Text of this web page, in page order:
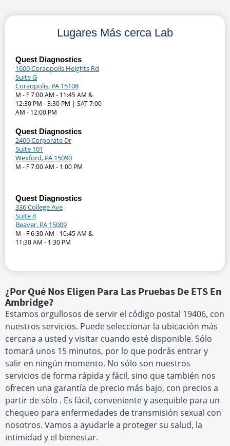
Lugares Más cerca Lab
Quest Diagnostics
1600 Coraopolis Heights Rd
Suite G
Coraopolis, PA 15108
M - F 7:00 AM - 11:45 AM &
12:30 PM - 3:30 PM | SAT 7:00
AM - 12:00 PM
Quest Diagnostics
2400 Corporate Dr
Suite 101
Wexford, PA 15090
M - F 7:00 AM - 1:00 PM
Quest Diagnostics
336 College Ave
Suite 4
Beaver, PA 15009
M - F 6:30 AM - 10:45 AM &
11:30 AM - 1:30 PM
¿Por Qué Nos Eligen Para Las Pruebas De ETS En
Ambridge?
Estamos orgullosos de servir el código postal 19406, con
nuestros servicios. Puede seleccionar la ubicación más
cercana a usted y visitar cuando esté disponible. Sólo
tomará unos 15 minutos, por lo que podrás entrar y
salir en ningún momento. No sólo son nuestros
servicios de forma rápida y fácil, sino que también nos
ofrecen una garantía de precio más bajo, con precios a
partir de sólo . Es fácil, conveniente y asequible para un
chequeo para enfermedades de transmisión sexual con
nosotros. Vamos a ayudarle a proteger su salud, la
intimidad y el bienestar.